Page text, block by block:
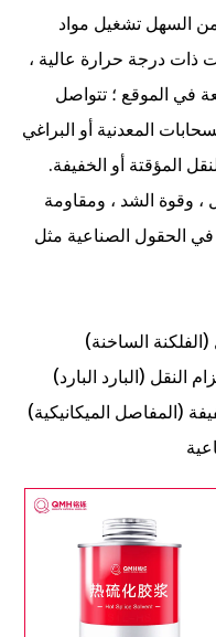
السهل تشغيل مواد
ذات درجة حرارة عالية ،
في الموقع ؛ تتواصل
المعدنية أو البراغي
المؤقتة أو الخفيفة.
، وقوة الشد ، ومقاومة
الحقول الصناعية مثل
الساخنة)
(البارد البارد)
(المفاصل الميكانيكية)